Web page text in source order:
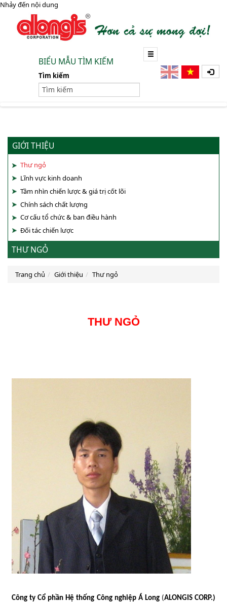
Nhảy đến nội dung
BIỂU MẪU TÌM KIẾM
Tìm kiếm
GIỚI THIỆU
Thư ngỏ
Lĩnh vực kinh doanh
Tầm nhìn chiến lược & giá trị cốt lõi
Chính sách chất lượng
Cơ cấu tổ chức & ban điều hành
Đối tác chiến lược
THƯ NGỎ
Trang chủ Giới thiệu Thư ngỏ
THƯ NGỎ
Công ty Cổ phần Hệ thống Công nghiệp Á Long(ALONGIS CORP.)